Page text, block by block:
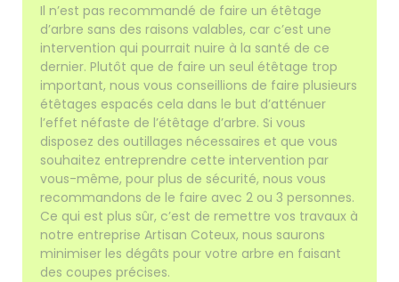
Il n’est pas recommandé de faire un étêtage
d’arbre sans des raisons valables, car c’est une
intervention qui pourrait nuire à la santé de ce
dernier. Plutôt que de faire un seul étêtage trop
important, nous vous conseillions de faire plusieurs
étêtages espacés cela dans le but d’atténuer
l’effet néfaste de l’étêtage d’arbre. Si vous
disposez des outillages nécessaires et que vous
souhaitez entreprendre cette intervention par
vous-même, pour plus de sécurité, nous vous
recommandons de le faire avec 2 ou 3 personnes.
Ce qui est plus sûr, c’est de remettre vos travaux à
notre entreprise Artisan Coteux, nous saurons
minimiser les dégâts pour votre arbre en faisant
des coupes précises.